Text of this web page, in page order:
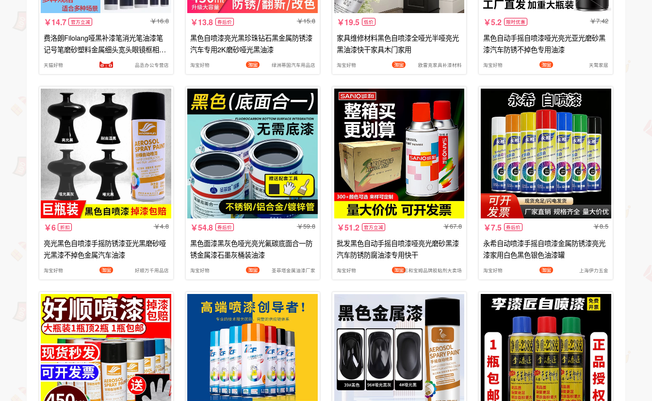
14.7 官方立减 16.8
费洛朗Filolang哑黑补漆笔消光笔油漆笔
记号笔磨砂塑料金属细头宽头眼镜框相机
划痕黑漆哑白亮光补漆笔
天猫好物 品丞办公专营店
13.8 券后价 15.8
黑色自喷漆亮光黑珍珠钻石黑金属防锈漆
汽车专用2K磨砂哑光黑油漆
淘宝好物 绿洲蒂国汽车用品店
19.5 低价
家具维修材料黑色自喷漆全哑光半哑亮光
黑油漆快干家具木门家用
淘宝好物 欧雷克家具补漆材料
5.2 限时优惠 7.42
黑色自动手摇自喷漆哑光亮光亚光磨砂黑
漆汽车防锈不掉色专用油漆
淘宝好物 天鹜家居
6 折扣 4.8
亮光黑色自喷漆手摇防锈漆亚光黑磨砂哑
光黑漆不掉色金属汽车油漆
淘宝好物 好顺万千用品店
54.8 券后价 59.8
黑色面漆黑灰色哑光亮光氟碳底面合一防
锈金属漆石墨灰桶装油漆
淘宝好物 圣菲塔金属油漆厂家
51.2 官方立减 67.8
批发黑色自动手摇自喷漆哑亮光磨砂黑漆
汽车防锈防腐油漆专用快干
淘宝好物 三和宝姆品牌胶粘剂大卖场
7.5 券后价 8.5
永希自动喷漆手摇自喷漆金属防锈漆亮光
漆家用白色黑色银色油漆罐
淘宝好物 上海伊力五金